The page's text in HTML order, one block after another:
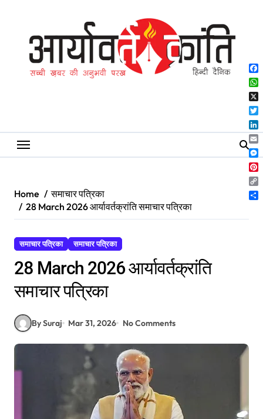
Home
समाचार पत्रिका
28 March 2026 आर्यावर्तक्रांति समाचार पत्रिका
समाचार पत्रिका समाचार पत्रिका
28 March 2026 आर्यावर्तक्रांति
समाचार पत्रिका
By Suraj Mar 31, 2026 No Comments
X